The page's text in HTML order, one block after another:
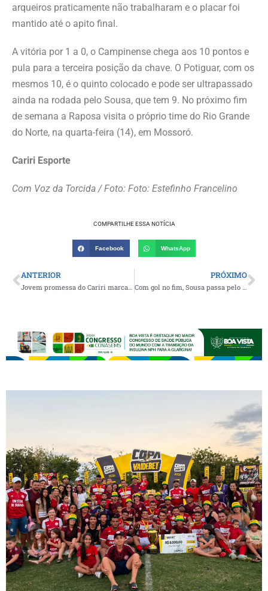
arqueiros praticamente não trabalharam e o placar foi
mantido até o apito final.
A vitória por 1 a 0, o Campinense chega aos 10 pontos e
pula para a terceira posição da chave. O Potiguar, com os
mesmos 10, é o quinto colocado e pode ser ultrapassado
ainda na rodada pelo Sousa, que tem 9. No próximo fim
de semana a Raposa visita o próprio time do Rio Grande
do Norte, na quarta-feira (14), em Mossoró.
Cariri Esporte
Com Voz da Torcida / Foto: Foto: Estefinho Francelino
COMPARTILHE ESSA NOTÍCIA
Facebook WhatsApp
ANTERIOR
Jovem promessa do Cariri marca dois gols e Serra Branca goleia o Auto Esporte em amistoso visando a estreia no Paraibano Sub-20
PRÓXIMO
Com gol no fim, Sousa passa pelo Iguatu e se mantém 100% no Marizão